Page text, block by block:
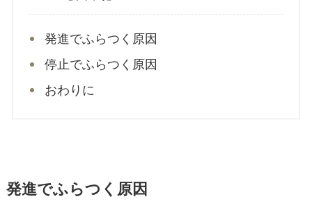
発進でふらつく原因
停止でふらつく原因
おわりに
発進でふらつく原因